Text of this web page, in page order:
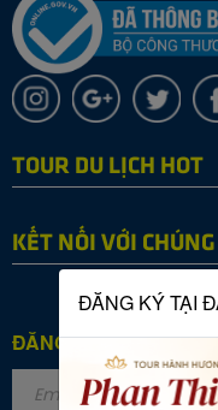
TOUR DU LỊCH HOT
KẾT NỐI VỚI
ĐĂNG KÝ NHẬN TIN
ĐĂNG KÝ TẠI